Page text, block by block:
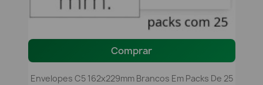
Comprar
Envelopes C5 162x229mm Brancos Em Packs De 25